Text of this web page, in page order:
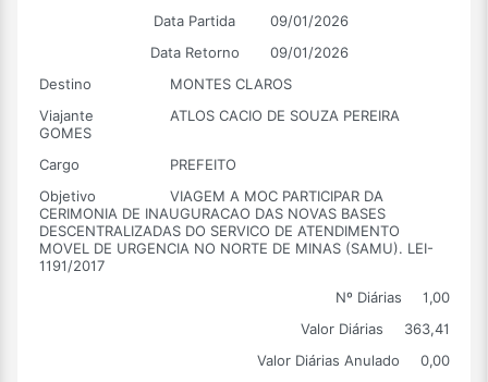
Data Partida
09/01/2026
Data Retorno
09/01/2026
Destino
MONTES CLAROS
Viajante
ATLOS CACIO DE SOUZA PEREIRA
GOMES
Cargo
PREFEITO
Objetivo
VIAGEM A MOC PARTICIPAR DA
CERIMONIA DE INAUGURACAO DAS NOVAS BASES
DESCENTRALIZADAS DO SERVICO DE ATENDIMENTO
MOVEL DE URGENCIA NO NORTE DE MINAS (SAMU). LEI-
1191/2017
Nº Diárias
1,00
Valor Diárias
363,41
Valor Diárias Anulado
0,00